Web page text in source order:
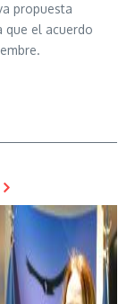
propuesta
que el acuerdo